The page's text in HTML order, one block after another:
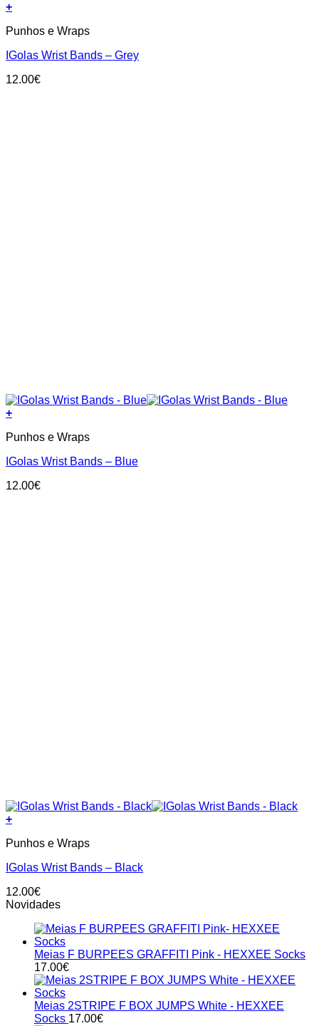
+
Punhos e Wraps
IGolas Wrist Bands – Grey
12.00€
+
Punhos e Wraps
IGolas Wrist Bands – Blue
12.00€
+
Punhos e Wraps
IGolas Wrist Bands – Black
12.00€
Novidades
Meias F BURPEES GRAFFITI Pink - HEXXEE Socks
17.00€
Meias 2STRIPE F BOX JUMPS White - HEXXEE
Socks 17.00€